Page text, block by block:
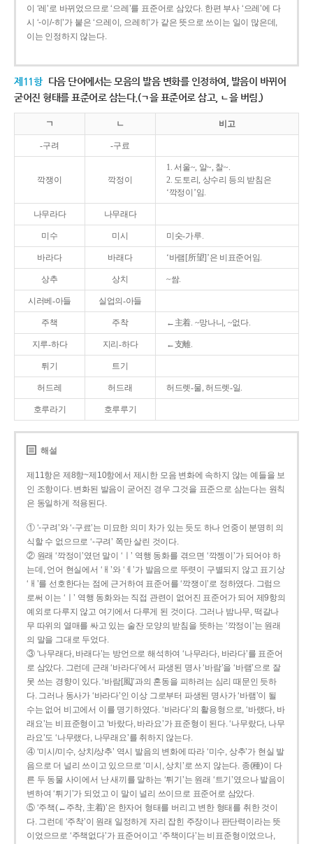
이 ‘레’로 바뀌었으므로 ‘으레’를 표준어로 삼았다. 한편 부사 ‘으레’에 다
시 ‘-이/-히’가 붙은 ‘으레이, 으레히’가 같은 뜻으로 쓰이는 일이 많은데,
이는 인정하지 않는다.
제11항 다음 단어에서는 모음의 발음 변화를 인정하여, 발음이 바뀌어
굳어진 형태를 표준어로 삼는다.(ㄱ을 표준어로 삼고, ㄴ을 버림.)
ㄱ ㄴ 비고
-구려 -구료
깍쟁이 깍정이
1. 서울~, 알~, 찰~.
2. 도토리, 상수리 등의 받침은
‘깍정이’임.
나무라다 나무래다
미수 미시 미숫-가루.
바라다 바래다 ‘바램[所望]’은 비표준어임.
상추 상치 ~쌈.
시러베-아들 실업의-아들
주책 주착 ←主着. ~망나니, ~없다.
지루-하다 지리-하다 ←支離.
튀기 트기
허드레 허드래 허드렛-물, 허드렛-일.
호루라기 호루루기
해설
제11항은 제8항~제10항에서 제시한 모음 변화에 속하지 않는 예들을 보
인 조항이다. 변화된 발음이 굳어진 경우 그것을 표준으로 삼는다는 원칙
은 동일하게 적용된다.
① ‘-구려’와 ‘-구료’는 미묘한 의미 차가 있는 듯도 하나 언중이 분명히 의
식할 수 없으므로 ‘-구려’ 쪽만 살린 것이다.
② 원래 ‘깍정이’였던 말이 ‘ㅣ’ 역행 동화를 겪으면 ‘깍젱이’가 되어야 하
는데, 언어 현실에서 ‘ㅐ’와 ‘ㅔ’가 발음으로 뚜렷이 구별되지 않고 표기상
‘ㅐ’를 선호한다는 점에 근거하여 표준어를 ‘깍쟁이’로 정하였다. 그럼으
로써 이는 ‘ㅣ’ 역행 동화와는 직접 관련이 없어진 표준어가 되어 제9항의
예외로 다루지 않고 여기에서 다루게 된 것이다. 그러나 밤나무, 떡갈나
무 따위의 열매를 싸고 있는 술잔 모양의 받침을 뜻하는 ‘깍정이’는 원래
의 말을 그대로 두었다.
③ ‘나무래다, 바래다’는 방언으로 해석하여 ‘나무라다, 바라다’를 표준어
로 삼았다. 그런데 근래 ‘바라다’에서 파생된 명사 ‘바람’을 ‘바램’으로 잘
못 쓰는 경향이 있다. ‘바람[風]’과의 혼동을 피하려는 심리 때문인 듯하
다. 그러나 동사가 ‘바라다’인 이상 그로부터 파생된 명사가 ‘바램’이 될
수는 없어 비고에서 이를 명기하였다. ‘바라다’의 활용형으로, ‘바랬다, 바
래요’는 비표준형이고 ‘바랐다, 바라요’가 표준형이 된다. ‘나무랐다, 나무
라요’도 ‘나무랬다, 나무래요’를 취하지 않는다.
④ ‘미시/미수, 상치/상추’ 역시 발음의 변화에 따라 ‘미수, 상추’가 현실 발
음으로 더 널리 쓰이고 있으므로 ‘미시, 상치’로 쓰지 않는다. 종(種)이 다
른 두 동물 사이에서 난 새끼를 말하는 ‘튀기’는 원래 ‘트기’였으나 발음이
변하여 ‘튀기’가 되었고 이 말이 널리 쓰이므로 표준어로 삼았다.
⑤ ‘주책(←주착, 主着)’은 한자어 형태를 버리고 변한 형태를 취한 것이
다. 그런데 ‘주착’이 원래 일정하게 자리 잡힌 주장이나 판단력이라는 뜻
이었으므로 ‘주책없다’가 표준어이고 ‘주책이다’는 비표준형이었으나,